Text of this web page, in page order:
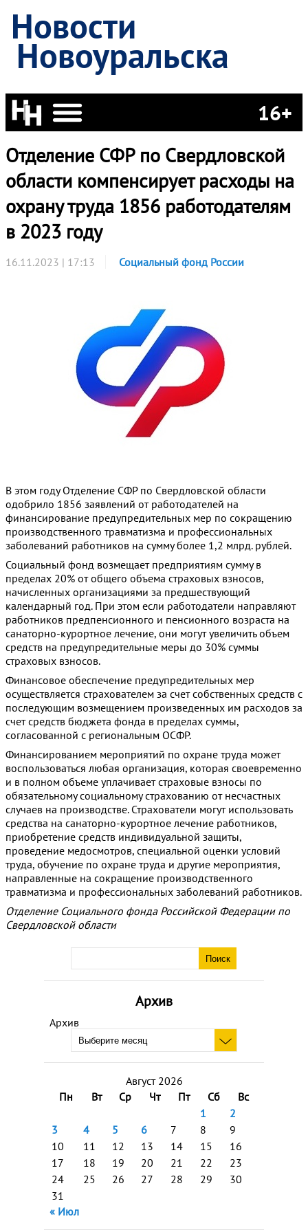
Новости
Новоуральска
16+
Архив
Архив
Август 2026
Пн
Вт Ср Чт Пт Сб
Вс
1
2
3
4 5 6 7 8
9
10
11 12 13 14 15
16
17
18 19 20 21 22
23
24
25 26 27 28 29
30
31
« Июл
Отделение СФР по Свердловской
области компенсирует расходы на
охрану труда 1856 работодателям
в 2023 году
16.11.2023 | 17:13 Социальный фонд России
В этом году Отделение СФР по Свердловской области
одобрило 1856 заявлений от работодателей на
финансирование предупредительных мер по сокращению
производственного травматизма и профессиональных
заболеваний работников на сумму более 1,2 млрд. рублей.
Социальный фонд возмещает предприятиям сумму в
пределах 20% от общего объема страховых взносов,
начисленных организациями за предшествующий
календарный год. При этом если работодатели направляют
работников предпенсионного и пенсионного возраста на
санаторно-курортное лечение, они могут увеличить объем
средств на предупредительные меры до 30% суммы
страховых взносов.
Финансовое обеспечение предупредительных мер
осуществляется страхователем за счет собственных средств с
последующим возмещением произведенных им расходов за
счет средств бюджета фонда в пределах суммы,
согласованной с региональным ОСФР.
Финансированием мероприятий по охране труда может
воспользоваться любая организация, которая своевременно
и в полном объеме уплачивает страховые взносы по
обязательному социальному страхованию от несчастных
случаев на производстве. Страхователи могут использовать
средства на санаторно-курортное лечение работников,
приобретение средств индивидуальной защиты,
проведение медосмотров, специальной оценки условий
труда, обучение по охране труда и другие мероприятия,
направленные на сокращение производственного
травматизма и профессиональных заболеваний работников.
Отделение Социального фонда Российской Федерации по
Свердловской области